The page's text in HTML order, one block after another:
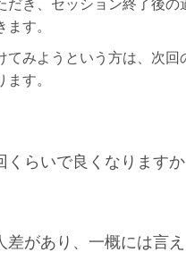
だき、セッション終了後の
ます。
てみようという方は、次回
ます。
くらいで良くなりますか
差があり、一概には言え